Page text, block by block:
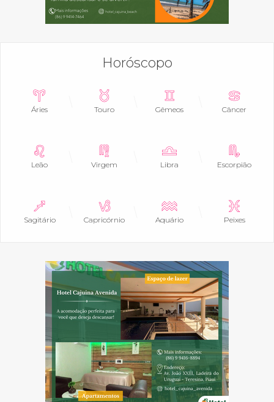
Horóscopo
Áries Touro Gêmeos Câncer
Leão Virgem Libra Escorpião
Sagitário Capricórnio Aquário Peixes